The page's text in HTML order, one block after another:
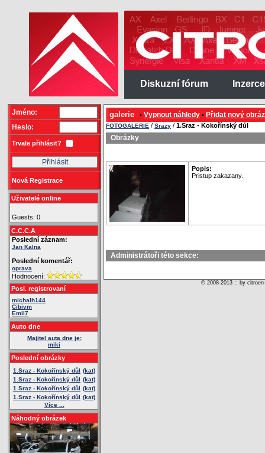
Diskuzní fórum Inzerce
Jméno:
Heslo:
Trvale přihlásit?
Nová Registrace
Uživatelé online
Guests: 0
C.C.C.A
Poslední záznam:
Jan Kalna
Poslední komentář:
oprava
Hodnocení:
Posl. registrovaní
michalh144
Cibivm
Emil7
Auto dne
Majitel auta dne je:
miki
Poslední obrázky
1.Sraz - Kokořínský důl (kat)
1.Sraz - Kokořínský důl (kat)
1.Sraz - Kokořínský důl (kat)
1.Sraz - Kokořínský důl (kat)
Více ...
Náhodný obrázek
galerie • Vypnout náhledy • Přidat nový
FOTOGALERIE / Srazy / 1.Sraz - Kokořínský důl
Obrázky
Popis:
Pristup zakazany.
Administrátoři této sekce:
© 2008-2013 :: by